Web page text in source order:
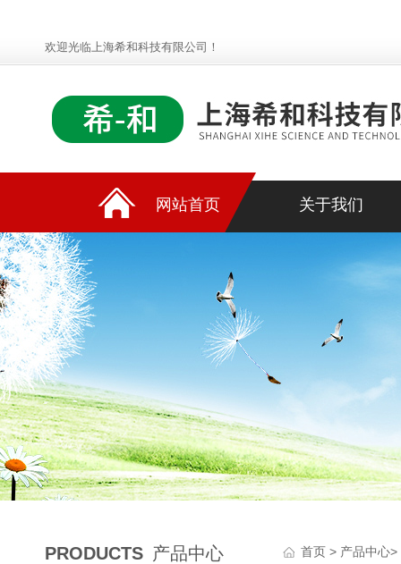
欢迎光临上海希和科技有限公司！
网站首页 关于我们
PRODUCTS 产品中心 首页 > 产品中心>